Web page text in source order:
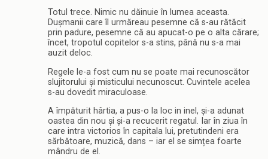
Totul trece. Nimic nu dăinuie în lumea aceasta.
Dușmanii care îl urmăreau pesemne că s-au rătăcit
prin padure, pesemne că au apucat-o pe o alta cărare;
încet, tropotul copitelor s-a stins, până nu s-a mai
auzit deloc.
Regele le-a fost cum nu se poate mai recunoscător
slujitorului și misticului necunoscut. Cuvintele acelea
s-au dovedit miraculoase.
A împăturit hârtia, a pus-o la loc in inel, și-a adunat
oastea din nou și și-a recucerit regatul. Iar în ziua în
care intra victorios în capitala lui, pretutindeni era
sărbătoare, muzică, dans – iar el se simțea foarte
mândru de el.